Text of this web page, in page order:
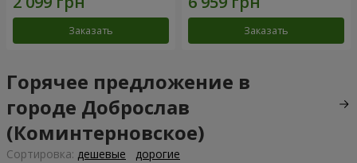
Заказать Заказать
Горячее предложение в
городе Доброслав
(Коминтерновское)
Cортировка: дешевые дорогие